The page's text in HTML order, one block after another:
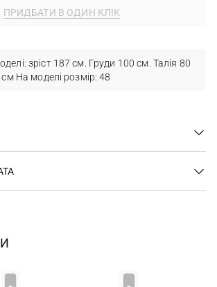
ПРИДБАТИ В ОДИН КЛІК
зріст 187 см. Груди 100 см. Талія 80
На моделі розмір: 48